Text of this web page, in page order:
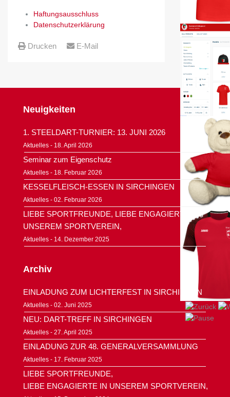
Haftungsausschluss
Datenschutzerklärung
Drucken E-Mail
Neuigkeiten
1. STEELDART-TURNIER: 13. JUNI 2026
Aktuelles - 18. April 2026
Seminar zum Eigenschutz
Aktuelles - 18. Februar 2026
KESSELFLEISCH-ESSEN IN SIRCHINGEN
Aktuelles - 02. Februar 2026
LIEBE SPORTFREUNDE, LIEBE ENGAGIERTE IN
UNSEREM SPORTVEREIN,
Aktuelles - 14. Dezember 2025
Archiv
EINLADUNG ZUM LICHTERFEST IN SIRCHINGEN
Aktuelles - 02. Juni 2025
NEU: DART-TREFF IN SIRCHINGEN
Aktuelles - 27. April 2025
EINLADUNG ZUR 48. GENERALVERSAMMLUNG
Aktuelles - 17. Februar 2025
LIEBE SPORTFREUNDE,
LIEBE ENGAGIERTE IN UNSEREM SPORTVEREIN,